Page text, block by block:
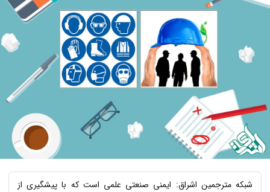
شبکه مترجمین اشراق: ایمنی صنعتی علمی است که با پیشگیری از